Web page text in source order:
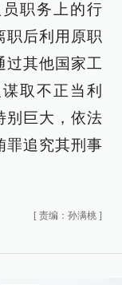
职务上的行
职后利用原职
过其他国家工
取不正当利
别巨大，依法
罪追究其刑事
[ 责编：孙满桃 ]